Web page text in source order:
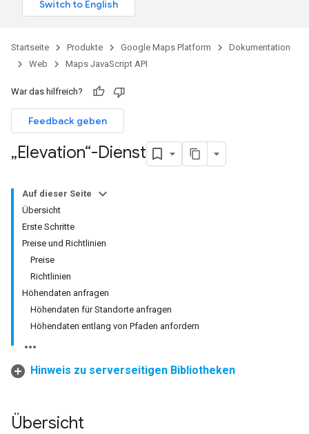
Startseite Produkte Google Maps Platform
Dokumentation
Web
Maps JavaScript API
War das hilfreich?
Feedback geben
„Elevation“-Dienst
Auf dieser Seite
Übersicht
Erste Schritte
Preise und Richtlinien
Preise
Richtlinien
Höhendaten anfragen
Höhendaten für Standorte anfragen
Höhendaten entlang von Pfaden anfordern
Hinweis zu serverseitigen Bibliotheken
Übersicht